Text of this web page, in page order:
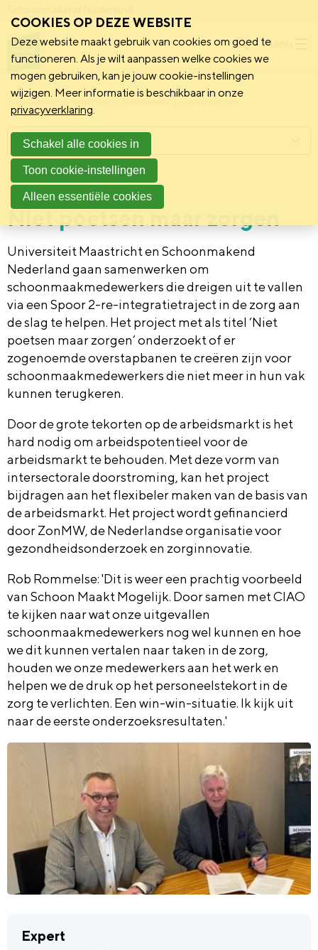
Menu
Schoonmakend Nederland
Nieuws 22 maart 2022
Niet poetsen maar zorgen
Universiteit Maastricht en Schoonmakend
Nederland gaan samenwerken om
schoonmaakmedewerkers die dreigen uit te vallen
via een Spoor 2-re-integratietraject in de zorg aan
de slag te helpen. Het project met als titel ‘Niet
poetsen maar zorgen’ onderzoekt of er
zogenoemde overstapbanen te creëren zijn voor
schoonmaakmedewerkers die niet meer in hun vak
kunnen terugkeren.
Door de grote tekorten op de arbeidsmarkt is het
hard nodig om arbeidspotentieel voor de
arbeidsmarkt te behouden. Met deze vorm van
intersectorale doorstroming, kan het project
bijdragen aan het flexibeler maken van de basis van
de arbeidsmarkt. Het project wordt gefinancierd
door ZonMW, de Nederlandse organisatie voor
gezondheidsonderzoek en zorginnovatie.
Rob Rommelse: 'Dit is weer een prachtig voorbeeld
van Schoon Maakt Mogelijk. Door samen met CIAO
te kijken naar wat onze uitgevallen
schoonmaakmedewerkers nog wel kunnen en hoe
we dit kunnen vertalen naar taken in de zorg,
houden we onze medewerkers aan het werk en
helpen we de druk op het personeelstekort in de
zorg te verlichten. Een win-win-situatie. Ik kijk uit
naar de eerste onderzoeksresultaten.'
Expert
Menu
COOKIES OP DEZE WEBSITE
Deze website maakt gebruik van cookies om goed te
functioneren. Als je wilt aanpassen welke cookies we
mogen gebruiken, kan je jouw cookie-instellingen
wijzigen. Meer informatie is beschikbaar in onze
privacyverklaring.
Schakel alle cookies in
Toon cookie-instellingen
Alleen essentiële cookies